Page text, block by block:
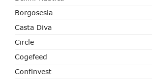
Borgosesia
Casta Diva
Circle
Cogefeed
Confinvest